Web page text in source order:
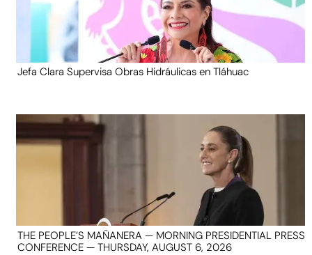
Jefa Clara Supervisa Obras Hidráulicas en Tláhuac
THE PEOPLE’S MAÑANERA — MORNING PRESIDENTIAL PRESS
CONFERENCE — THURSDAY, AUGUST 6, 2026